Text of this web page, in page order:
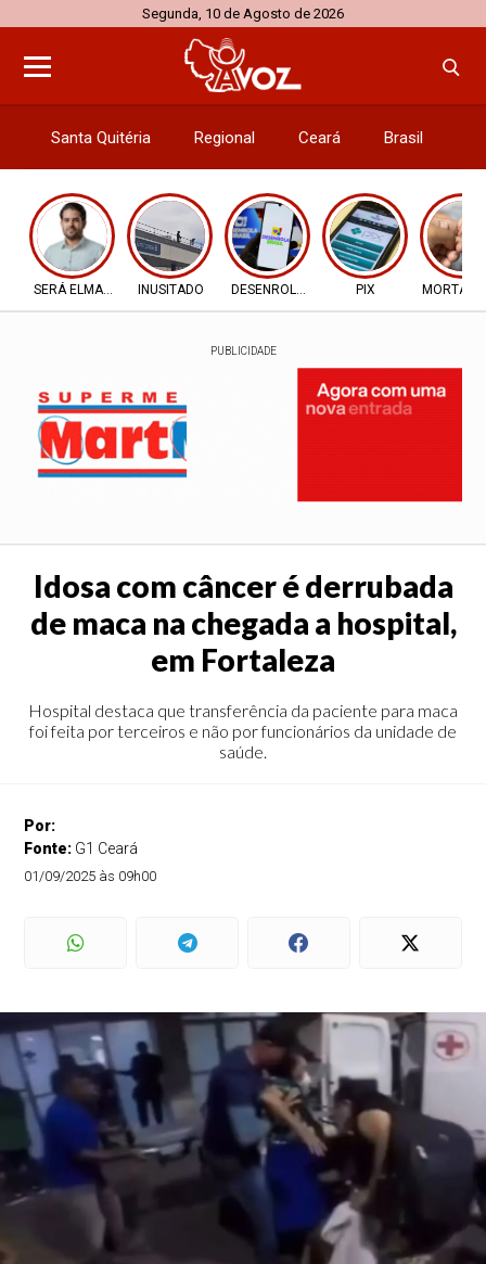
Segunda, 10 de Agosto de 2026
Santa Quitéria Regional Ceará Brasil
SERÁ ELMANO X CIROINUSITADO DESENROLA 2.0 PIX
PUBLICIDADE
Idosa com câncer é derrubada
de maca na chegada a hospital,
em Fortaleza
Hospital destaca que transferência da paciente para maca
foi feita por terceiros e não por funcionários da unidade de
saúde.
Por:
Fonte: G1 Ceará
01/09/2025 às 09h00